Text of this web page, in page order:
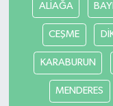
ALİAĞA
CEŞME
KARABURUN
MENDERES